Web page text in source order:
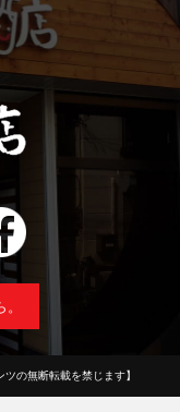
ツの無断転載を禁じます】